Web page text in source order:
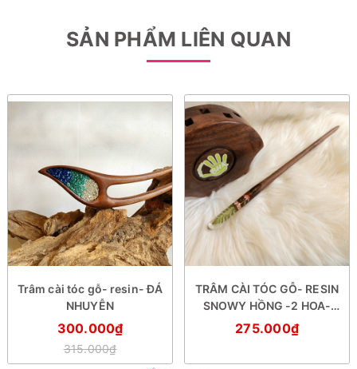
SẢN PHẨM LIÊN QUAN
Trâm cài tóc gỗ- resin- ĐÁ
NHUYỄN
300.000₫
315.000₫
TRÂM CÀI TÓC GỖ- RESIN
SNOWY HỒNG -2 HOA-
DƯƠNG SỈ
275.000₫